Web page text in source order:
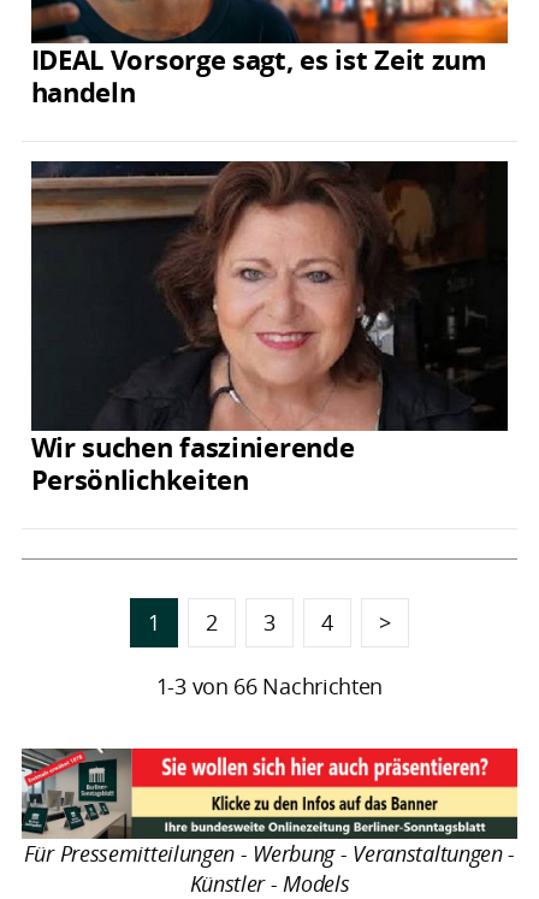
IDEAL Vorsorge sagt, es ist Zeit zum
handeln
Wir suchen faszinierende
Persönlichkeiten
1 2 3 4 >
1-3 von 66 Nachrichten
Für Pressemitteilungen - Werbung - Veranstaltungen -
Künstler - Models